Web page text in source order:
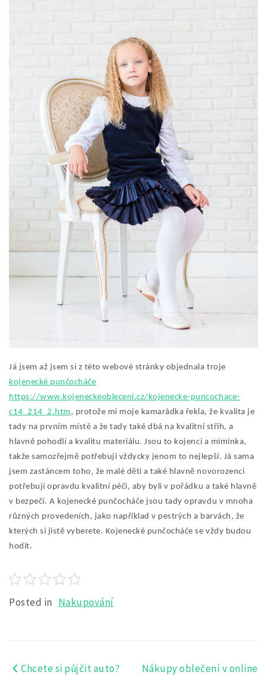
Já jsem až jsem si z této webové stránky objednala troje
kojenecké punčocháče
https://www.kojeneckeobleceni.cz/kojenecke-puncochace-
c14_214_2.htm , protože mi moje kamarádka řekla, že kvalita je
tady na prvním místě a že tady také dbá na kvalitní střih, a
hlavně pohodlí a kvalitu materiálu. Jsou to kojenci a miminka,
takže samozřejmě potřebuji vždycky jenom to nejlepší. Já sama
jsem zastáncem toho, že malé děti a také hlavně novorozenci
potřebují opravdu kvalitní péči, aby byli v pořádku a také hlavně
v bezpečí. A kojenecké punčocháče jsou tady opravdu v mnoha
různých provedeních, jako například v pestrých a barvách, že
kterých si jistě vyberete. Kojenecké punčocháče se vždy budou
hodit.
Posted in Nakupování
Chcete si půjčit auto? Nákupy oblečení v online